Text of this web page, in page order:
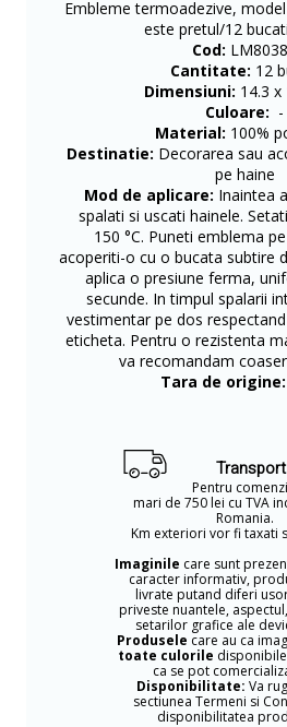
Embleme termoadezive,
este pretul/12
Cod:
Cantitate: 12
Dimensiuni: 14.3 x
Culoare: -
Material: 100%
Destinatie: Decorarea sau
pe haine
Mod de aplicare: Inaintea
spalati si uscati hainele.
150 °C. Puneti emblema
acoperiti-o cu o bucata subtire
aplica o presiune ferma,
secunde. In timpul spalarii
vestimentar pe dos
eticheta. Pentru o rezistenta
va recomandam
Tara de origine:
Pentru
mari de 750 lei cu TVA
Romania.
Km exteriori vor fi taxati
Imaginile care sunt
caracter informativ,
livrate putand diferi
priveste nuantele,
setarilor grafice ale
Produsele care au ca
toate culorile disponibile
ca se pot
Disponibilitate: Va
sectiunea Termeni si
disponibilitatea